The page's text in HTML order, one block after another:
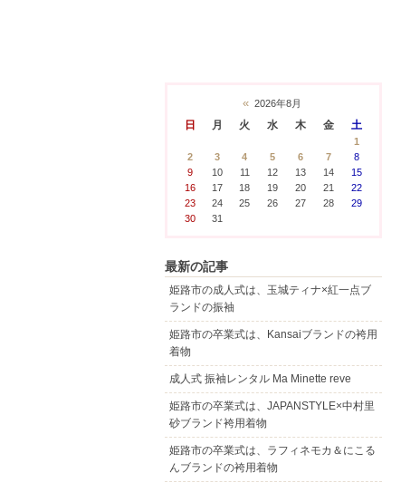
« 2026年8月
日 月 火 水 木 金 土
1
2
3 4 5 6 7
8
9
10 11 12 13 14
15
16
17 18 19 20 21
22
23
24 25 26 27 28
29
30
31
最新の記事
姫路市の成人式は、玉城ティナ×紅一点ブ
ランドの振袖
姫路市の卒業式は、Kansaiブランドの袴用
着物
成人式 振袖レンタル Ma Minette reve
姫路市の卒業式は、JAPANSTYLE×中村里
砂ブランド袴用着物
姫路市の卒業式は、ラフィネモカ＆にこる
んブランドの袴用着物